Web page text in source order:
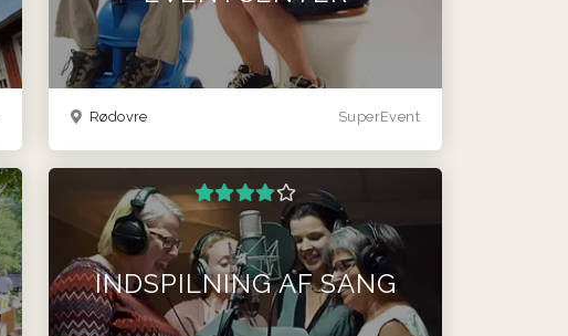
SuperEvent
Rødovre
INDSPILNING AF SANG